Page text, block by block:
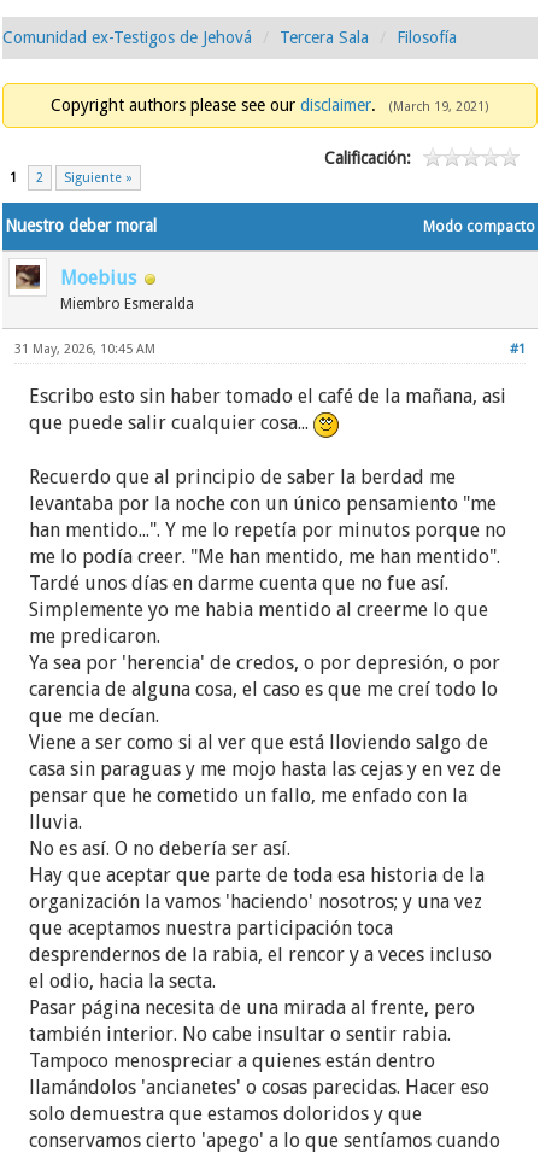
Comunidad ex-Testigos de Jehová Tercera Sala Filosofía
Copyright authors please see our disclaimer. (March 19, 2021)
1 2 Siguiente »
Calificación:
Modo compacto
Nuestro deber moral
Moebius
Miembro Esmeralda
#1
31 May, 2026, 10:45 AM
Escribo esto sin haber tomado el café de la mañana, asi
que puede salir cualquier cosa...
Recuerdo que al principio de saber la berdad me
levantaba por la noche con un único pensamiento "me
han mentido...". Y me lo repetía por minutos porque no
me lo podía creer. "Me han mentido, me han mentido".
Tardé unos días en darme cuenta que no fue así.
Simplemente yo me habia mentido al creerme lo que
me predicaron.
Ya sea por 'herencia' de credos, o por depresión, o por
carencia de alguna cosa, el caso es que me creí todo lo
que me decían.
Viene a ser como si al ver que está lloviendo salgo de
casa sin paraguas y me mojo hasta las cejas y en vez de
pensar que he cometido un fallo, me enfado con la
lluvia.
No es así. O no debería ser así.
Hay que aceptar que parte de toda esa historia de la
organización la vamos 'haciendo' nosotros; y una vez
que aceptamos nuestra participación toca
desprendernos de la rabia, el rencor y a veces incluso
el odio, hacia la secta.
Pasar página necesita de una mirada al frente, pero
también interior. No cabe insultar o sentir rabia.
Tampoco menospreciar a quienes están dentro
llamándolos 'ancianetes' o cosas parecidas. Hacer eso
solo demuestra que estamos doloridos y que
conservamos cierto 'apego' a lo que sentíamos cuando